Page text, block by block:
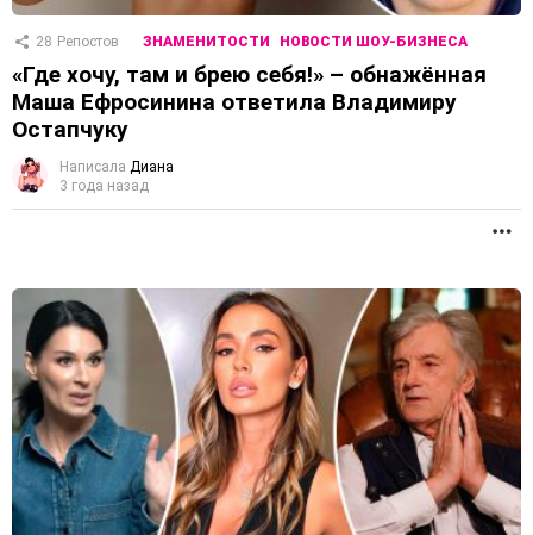
28 Репостов ЗНАМЕНИТОСТИ НОВОСТИ ШОУ-БИЗНЕСА
«Где хочу, там и брею себя!» – обнажённая
Маша Ефросинина ответила Владимиру
Остапчуку
Написала Диана
3 года назад